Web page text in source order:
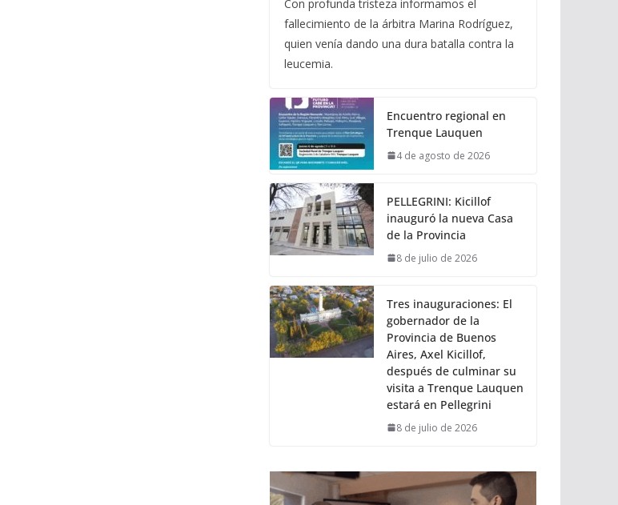
Con profunda tristeza informamos el
fallecimiento de la árbitra Marina Rodríguez,
quien venía dando una dura batalla contra la
leucemia.
Encuentro regional en
Trenque Lauquen
4 de agosto de 2026
PELLEGRINI: Kicillof
inauguró la nueva Casa
de la Provincia
8 de julio de 2026
Tres inauguraciones: El
gobernador de la
Provincia de Buenos
Aires, Axel Kicillof,
después de culminar su
visita a Trenque Lauquen
estará en Pellegrini
8 de julio de 2026